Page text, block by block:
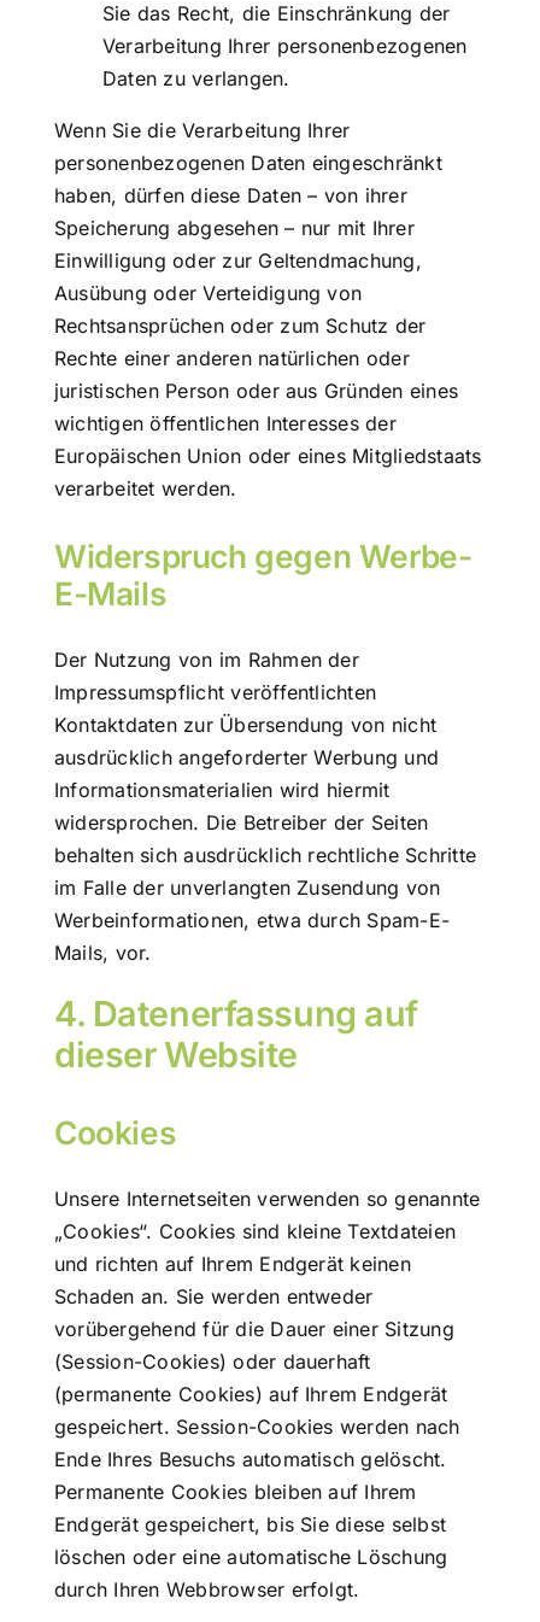
Sie das Recht, die Einschränkung der
Verarbeitung Ihrer personenbezogenen
Daten zu verlangen.
Wenn Sie die Verarbeitung Ihrer
personenbezogenen Daten eingeschränkt
haben, dürfen diese Daten – von ihrer
Speicherung abgesehen – nur mit Ihrer
Einwilligung oder zur Geltendmachung,
Ausübung oder Verteidigung von
Rechtsansprüchen oder zum Schutz der
Rechte einer anderen natürlichen oder
juristischen Person oder aus Gründen eines
wichtigen öffentlichen Interesses der
Europäischen Union oder eines Mitgliedstaats
verarbeitet werden.
Widerspruch gegen Werbe-
E-Mails
Der Nutzung von im Rahmen der
Impressumspflicht veröffentlichten
Kontaktdaten zur Übersendung von nicht
ausdrücklich angeforderter Werbung und
Informationsmaterialien wird hiermit
widersprochen. Die Betreiber der Seiten
behalten sich ausdrücklich rechtliche Schritte
im Falle der unverlangten Zusendung von
Werbeinformationen, etwa durch Spam-E-
Mails, vor.
4. Datenerfassung auf
dieser Website
Cookies
Unsere Internetseiten verwenden so genannte
„Cookies“. Cookies sind kleine Textdateien
und richten auf Ihrem Endgerät keinen
Schaden an. Sie werden entweder
vorübergehend für die Dauer einer Sitzung
(Session-Cookies) oder dauerhaft
(permanente Cookies) auf Ihrem Endgerät
gespeichert. Session-Cookies werden nach
Ende Ihres Besuchs automatisch gelöscht.
Permanente Cookies bleiben auf Ihrem
Endgerät gespeichert, bis Sie diese selbst
löschen oder eine automatische Löschung
durch Ihren Webbrowser erfolgt.